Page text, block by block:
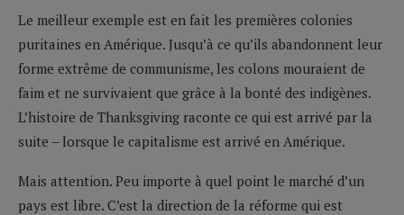
Le meilleur exemple est en fait les premières colonies
puritaines en Amérique. Jusqu’à ce qu’ils abandonnent leur
forme extrême de communisme, les colons mouraient de
faim et ne survivaient que grâce à la bonté des indigènes.
L’histoire de Thanksgiving raconte ce qui est arrivé par la
suite – lorsque le capitalisme est arrivé en Amérique.
Mais attention. Peu importe à quel point le marché d’un
pays est libre. C’est la direction de la réforme qui est